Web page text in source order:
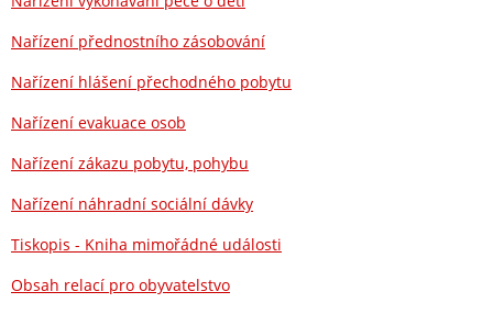
Nařízení přednostního zásobování
Nařízení hlášení přechodného pobytu
Nařízení evakuace osob
Nařízení zákazu pobytu, pohybu
Nařízení náhradní sociální dávky
Tiskopis - Kniha mimořádné události
Obsah relací pro obyvatelstvo